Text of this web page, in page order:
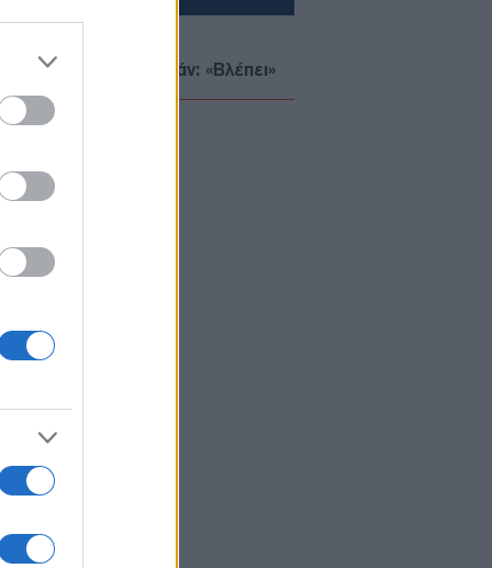
αφήγημα Φιντάν: «Βλέπει»
κατοχής!
κατά Μαμντάνι για την επίσκεψη
5»
της ΕΛ.ΑΣ. σε βενζινάδικο
Παλαιό Φάληρο: Συνελήφθησαν
μαφίας
08/08/26 - 22:09
«Όπως το Άρθρο 5 του ΝΑΤΟ
και Σαουδικής Αραβίας» -
το ενδεχόμενο για την